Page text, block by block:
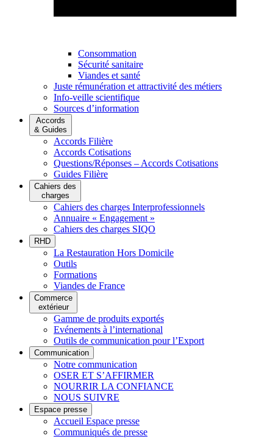
Consommation
Sécurité sanitaire
Viandes et santé
Juste rémunération et attractivité des métiers
Info-veille scientifique
Sources d’information
Accords
& Guides
Accords Filière
Accords Cotisations
Questions/Réponses – Accords Cotisations
Guides Filière
Cahiers des
charges
Cahiers des charges Interprofessionnels
Annuaire « Engagement »
Cahiers des charges SIQO
RHD
La Restauration Hors Domicile
Outils
Formations
Viandes de France
Commerce
extérieur
Gamme de produits exportés
Evénements à l’international
Outils de communication pour l’Export
Communication
Notre communication
OSER ET S’AFFIRMER
NOURRIR LA CONFIANCE
NOUS SUIVRE
Espace presse
Accueil Espace presse
Communiqués de presse